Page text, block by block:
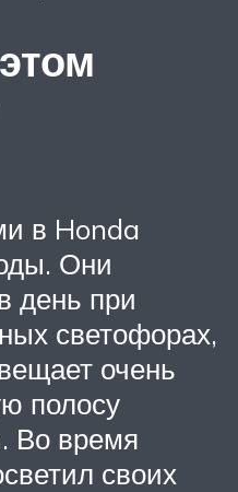
в Honda
Они
день при
светофорах,
очень
полосу
Во время
своих